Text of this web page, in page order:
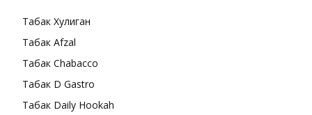
Табак Хулиган
Табак Afzal
Табак Chabacco
Табак D Gastro
Табак Daily Hookah